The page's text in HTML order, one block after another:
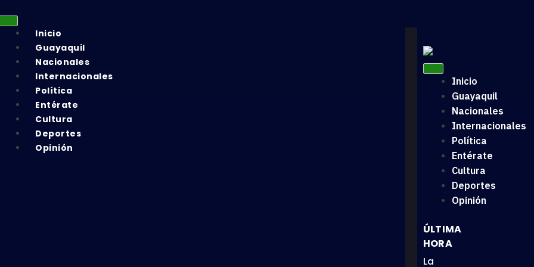
Inicio
Guayaquil
Nacionales
Internacionales
Política
Entérate
Cultura
Deportes
Opinión
Inicio
Guayaquil
Nacionales
Internacionales
Política
Entérate
Cultura
Deportes
Opinión
ÚLTIMA
HORA
La